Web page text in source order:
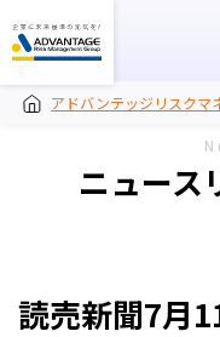
アドバンテッジリスクマ
ニュース
読売新聞7月